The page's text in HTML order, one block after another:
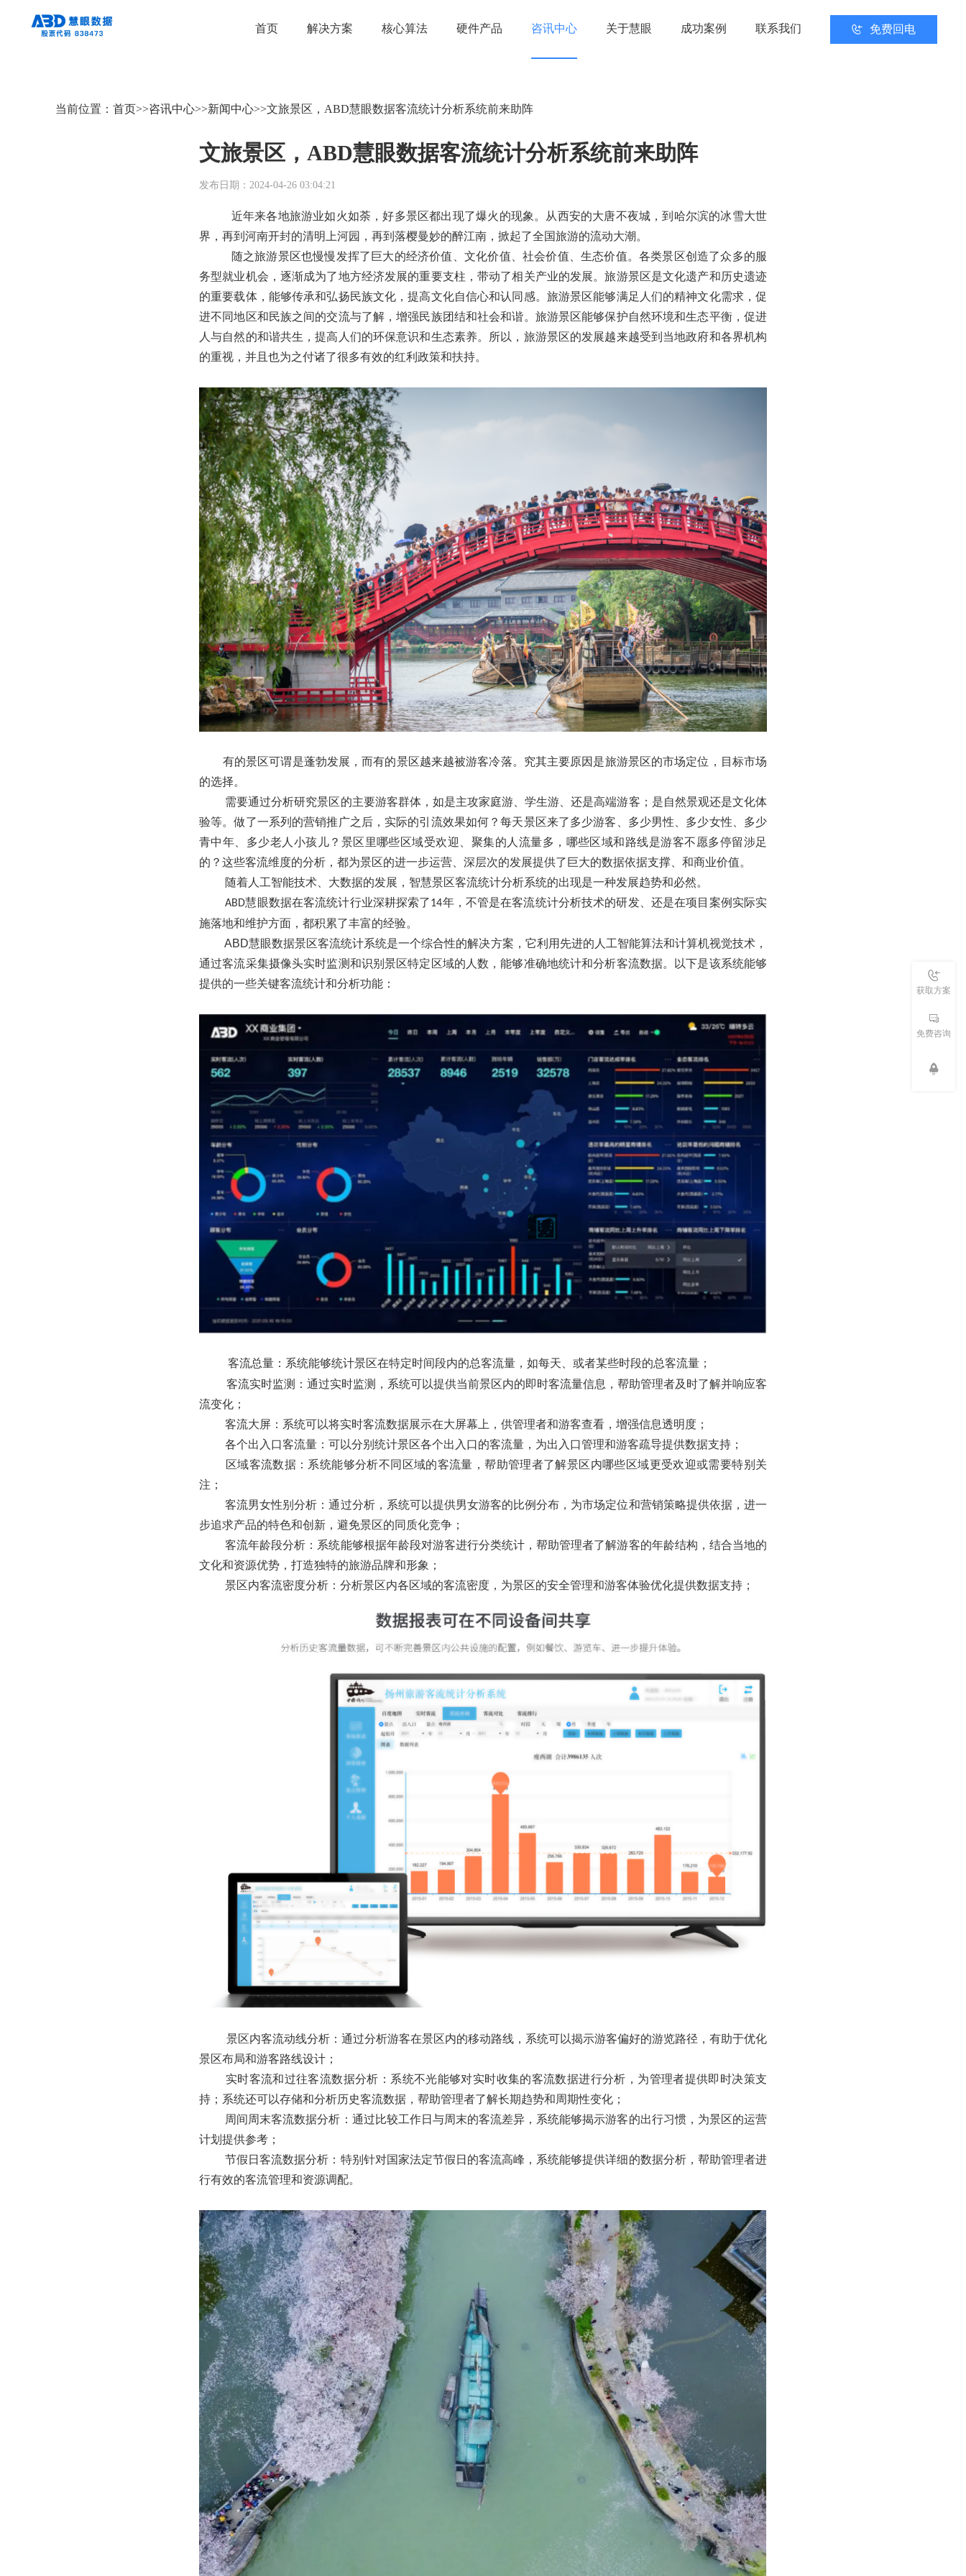
首页 解决方案 核心算法 硬件产品 咨讯中心 关于慧眼 成功案例 联系我们 免费回电
当前位置： 首页>>咨讯中心>>新闻中心>>文旅景区，ABD慧眼数据客流统计分析系统前来助阵
文旅景区，ABD慧眼数据客流统计分析系统前来助阵
发布日期：2024-04-26 03:04:21
近年来各地旅游业如火如荼，好多景区都出现了爆火的现象。从西安的大唐不夜城，到哈尔滨的冰雪大世
界，再到河南开封的清明上河园，再到落樱曼妙的醉江南，掀起了全国旅游的流动大潮。
随之旅游景区也慢慢发挥了巨大的经济价值、文化价值、社会价值、生态价值。各类景区创造了众多的服
务型就业机会，逐渐成为了地方经济发展的重要支柱，带动了相关产业的发展。旅游景区是文化遗产和历史遗迹
的重要载体，能够传承和弘扬民族文化，提高文化自信心和认同感。旅游景区能够满足人们的精神文化需求，促
进不同地区和民族之间的交流与了解，增强民族团结和社会和谐。旅游景区能够保护自然环境和生态平衡，促进
人与自然的和谐共生，提高人们的环保意识和生态素养。所以，旅游景区的发展越来越受到当地政府和各界机构
的重视，并且也为之付诸了很多有效的红利政策和扶持。
有的景区可谓是蓬勃发展，而有的景区越来越被游客冷落。究其主要原因是旅游景区的市场定位，目标市场
的选择。
需要通过分析研究景区的主要游客群体，如是主攻家庭游、学生游、还是高端游客；是自然景观还是文化体
验等。做了一系列的营销推广之后，实际的引流效果如何？每天景区来了多少游客、多少男性、多少女性、多少
青中年、多少老人小孩儿？景区里哪些区域受欢迎、聚集的人流量多，哪些区域和路线是游客不愿多停留涉足
的？这些客流维度的分析，都为景区的进一步运营、深层次的发展提供了巨大的数据依据支撑、和商业价值。
随着人工智能技术、大数据的发展，智慧景区客流统计分析系统的出现是一种发展趋势和必然。
ABD慧眼数据在客流统计行业深耕探索了14年，不管是在客流统计分析技术的研发、还是在项目案例实际实
施落地和维护方面，都积累了丰富的经验。
ABD慧眼数据景区客流统计系统是一个综合性的解决方案，它利用先进的人工智能算法和计算机视觉技术，
通过客流采集摄像头实时监测和识别景区特定区域的人数，能够准确地统计和分析客流数据。以下是该系统能够
提供的一些关键客流统计和分析功能：
客流总量：系统能够统计景区在特定时间段内的总客流量，如每天、或者某些时段的总客流量；
客流实时监测：通过实时监测，系统可以提供当前景区内的即时客流量信息，帮助管理者及时了解并响应客
流变化；
客流大屏：系统可以将实时客流数据展示在大屏幕上，供管理者和游客查看，增强信息透明度；
各个出入口客流量：可以分别统计景区各个出入口的客流量，为出入口管理和游客疏导提供数据支持；
区域客流数据：系统能够分析不同区域的客流量，帮助管理者了解景区内哪些区域更受欢迎或需要特别关
注；
客流男女性别分析：通过分析，系统可以提供男女游客的比例分布，为市场定位和营销策略提供依据，进一
步追求产品的特色和创新，避免景区的同质化竞争；
客流年龄段分析：系统能够根据年龄段对游客进行分类统计，帮助管理者了解游客的年龄结构，结合当地的
文化和资源优势，打造独特的旅游品牌和形象；
景区内客流密度分析：分析景区内各区域的客流密度，为景区的安全管理和游客体验优化提供数据支持；
景区内客流动线分析：通过分析游客在景区内的移动路线，系统可以揭示游客偏好的游览路径，有助于优化
景区布局和游客路线设计；
实时客流和过往客流数据分析：系统不光能够对实时收集的客流数据进行分析，为管理者提供即时决策支
持；系统还可以存储和分析历史客流数据，帮助管理者了解长期趋势和周期性变化；
周间周末客流数据分析：通过比较工作日与周末的客流差异，系统能够揭示游客的出行习惯，为景区的运营
计划提供参考；
节假日客流数据分析：特别针对国家法定节假日的客流高峰，系统能够提供详细的数据分析，帮助管理者进
行有效的客流管理和资源调配。
获取方案
免费咨询